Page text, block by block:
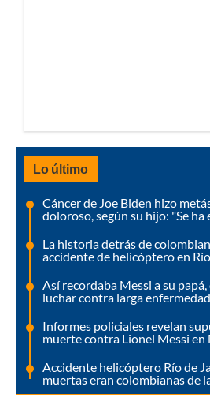
Lo último
Cáncer de Joe Biden hizo
doloroso, según su hijo: "Se
La historia detrás de
accidente de helicóptero en
Así recordaba Messi a su
luchar contra larga
Informes policiales revelan
muerte contra Lionel Messi en
Accidente helicóptero Río de
muertas eran colombianas de